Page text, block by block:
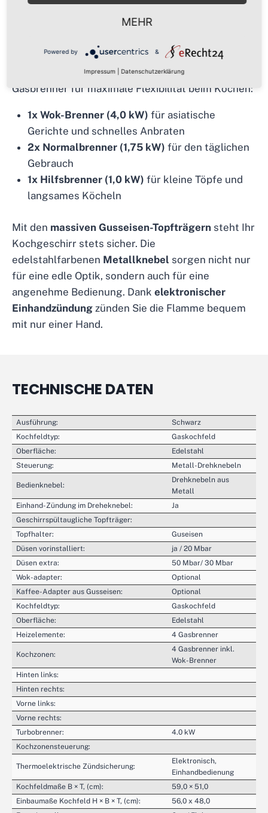
Leistungsstarke Ausstattung für
maximale Kochfreude
Das Gurari Gaskochfeld bietet vier verschiedene
Gasbrenner für maximale Flexibilität beim Kochen:
1x Wok-Brenner (4,0 kW) für asiatische
Gerichte und schnelles Anbraten
2x Normalbrenner (1,75 kW) für den täglichen
Gebrauch
1x Hilfsbrenner (1,0 kW) für kleine Töpfe und
langsames Köcheln
Mit den massiven Gusseisen-Topfträgern steht Ihr
Kochgeschirr stets sicher. Die
edelstahlfarbenen Metallknebel sorgen nicht nur
für eine edle Optik, sondern auch für eine
angenehme Bedienung. Dank elektronischer
Einhandzündung zünden Sie die Flamme bequem
mit nur einer Hand.
TECHNISCHE DATEN
Ausführung:
Schwarz
Kochfeldtyp:
Gaskochfeld
Oberfläche:
Edelstahl
Steuerung:
Metall-Drehknebeln
Bedienknebel:
Drehknebeln aus
Metall
Einhand-Zündung im Dreheknebel:
Ja
Geschirrspültaugliche Topfträger:
Topfhalter:
Guseisen
Düsen vorinstalliert:
ja / 20 Mbar
Düsen extra:
50 Mbar/ 30 Mbar
Wok-adapter:
Optional
Kaffee-Adapter aus Gusseisen:
Optional
Kochfeldtyp:
Gaskochfeld
Oberfläche:
Edelstahl
Heizelemente:
4 Gasbrenner
Kochzonen:
4 Gasbrenner inkl.
Wok-Brenner
Hinten links:
Hinten rechts:
Vorne links:
Vorne rechts:
Turbobrenner:
4.0 kW
Kochzonensteuerung:
Thermoelektrische Zündsicherung:
Elektronisch,
Einhandbedienung
Kochfeldmaße B × T, (cm):
59,0 × 51,0
Einbaumaße Kochfeld H × B × T, (cm):
56,0 x 48,0
MEHR
Powered by &
Impressum Datenschutzerklärung